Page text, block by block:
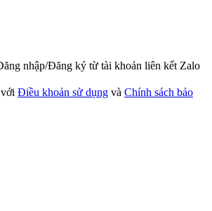
nhập/Đăng ký từ tài khoản liên kết Zalo
Điều khoản sử dụng và Chính sách bảo